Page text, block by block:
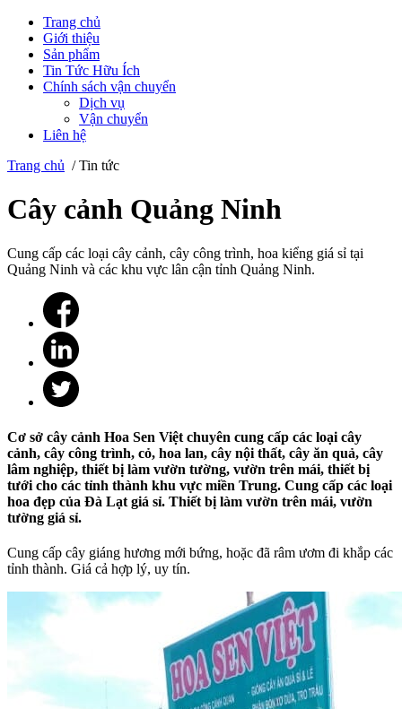
Trang chủ
Giới thiệu
Sản phẩm
Tin Tức Hữu Ích
Chính sách vận chuyển
Dịch vụ
Vận chuyển
Liên hệ
Trang chủ /Tin tức
Cây cảnh Quảng Ninh
Cung cấp các loại cây cảnh, cây công trình, hoa kiểng giá sỉ tại
Quảng Ninh và các khu vực lân cận tỉnh Quảng Ninh.
Cơ sở cây cảnh Hoa Sen Việt chuyên cung cấp các loại cây
cảnh, cây công trình, cỏ, hoa lan, cây nội thất, cây ăn quả, cây
lâm nghiệp, thiết bị làm vườn tường, vườn trên mái, thiết bị
tưới cho các tỉnh thành khu vực miền Trung. Cung cấp các loại
hoa đẹp của Đà Lạt giá sỉ. Thiết bị làm vườn trên mái, vườn
tường giá sỉ.
Cung cấp cây giáng hương mới bứng, hoặc đã râm ươm đi khắp các
tỉnh thành. Giá cả hợp lý, uy tín.